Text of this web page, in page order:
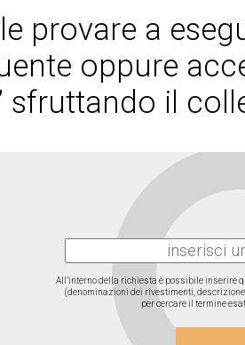
provare a
oppure
sfruttando il
All’interno della richiesta è possibile inserire
(denominazioni dei rivestimenti, descrizione
per cercare il termine